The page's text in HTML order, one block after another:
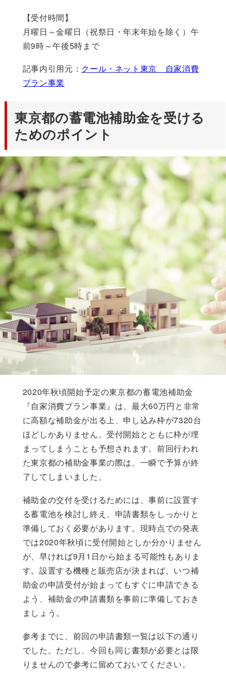
【受付時間】
月曜日～金曜日（祝祭日・年末年始を除く）午
前9時～午後5時まで
記事内引用元： クール・ネット東京 自家消費
プラン事業
東京都の蓄電池補助金を受ける
ためのポイント
2020年秋頃開始予定の東京都の蓄電池補助金
『自家消費プラン事業』は、最大60万円と非常
に高額な補助金が出る上、申し込み枠が7320台
ほどしかありません。受付開始とともに枠が埋
まってしまうことも予想されます。前回行われ
た東京都の補助金事業の際は、一瞬で予算が終
了してしまいました。
補助金の交付を受けるためには、事前に設置す
る蓄電池を検討し終え、申請書類をしっかりと
準備しておく必要があります。現時点での発表
では2020年秋頃に受付開始としか分かりません
が、早ければ9月1日から始まる可能性もありま
す。設置する機種と販売店が決まれば、いつ補
助金の申請受付が始まってもすぐに申請できる
よう、補助金の申請書類を事前に準備しておき
ましょう。
参考までに、前回の申請書類一覧は以下の通り
でした。ただし、今回も同じ書類が必要とは限
りませんので参考に留めておいてください。